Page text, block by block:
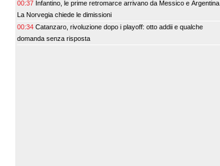
00:37 Infantino, le prime retromarce arrivano da Messico e Argentina.
La Norvegia chiede le dimissioni
00:34 Catanzaro, rivoluzione dopo i playoff: otto addii e qualche
domanda senza risposta